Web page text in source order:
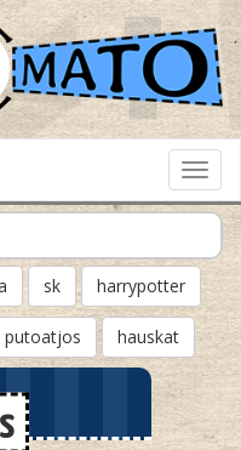
sk harrypotter
putoatjos hauskat